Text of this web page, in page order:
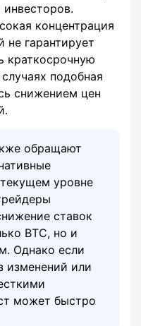
концентрация
не гарантирует
краткосрочную
подобная
снижением цен
обращают
уровне
ставок
BTC, но и
Однако если
изменений или
может быстро